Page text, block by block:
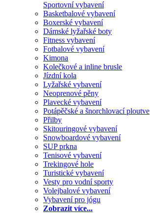
Sportovní vybavení
Basketbalové vybavení
Boxerské vybavení
Dámské lyžařské boty
Fitness vybavení
Fotbalové vybavení
Kimona
Kolečkové a inline brusle
Jízdní kola
Lyžařské vybavení
Neoprenové pěny
Plavecké vybavení
Potápěčské a šnorchlovací ploutve
Přilby
Skitouringové vybavení
Snowboardové vybavení
SUP prkna
Tenisové vybavení
Trekingové hole
Turistické vybavení
Vesty pro vodní sporty
Volejbalové vybavení
Vybavení pro jógu
Zobrazit více...